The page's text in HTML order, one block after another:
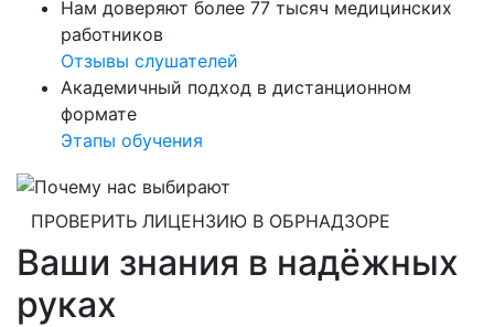
Нам доверяют более 77 тысяч медицинских
работников
Отзывы слушателей
Академичный подход в дистанционном
формате
Этапы обучения
ПРОВЕРИТЬ ЛИЦЕНЗИЮ В ОБРНАДЗОРЕ
Ваши знания в надёжных
руках